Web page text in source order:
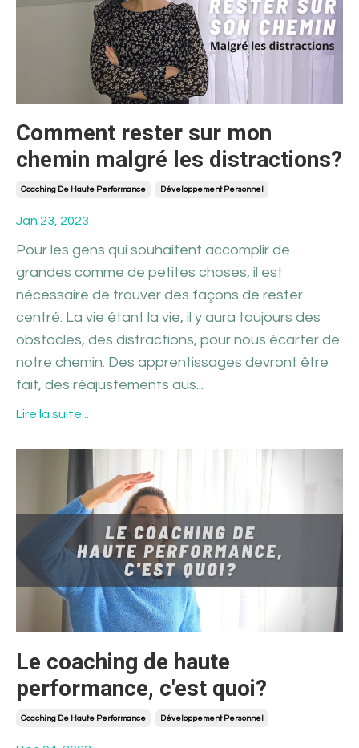
Comment rester sur mon
chemin malgré les distractions?
Coaching De Haute Performance Développement Personnel
Jan 23, 2023
Pour les gens qui souhaitent accomplir de
grandes comme de petites choses, il est
nécessaire de trouver des façons de rester
centré. La vie étant la vie, il y aura toujours des
obstacles, des distractions, pour nous écarter de
notre chemin. Des apprentissages devront être
fait, des réajustements aus...
Lire la suite...
Le coaching de haute
performance, c'est quoi?
Coaching De Haute Performance Développement Personnel